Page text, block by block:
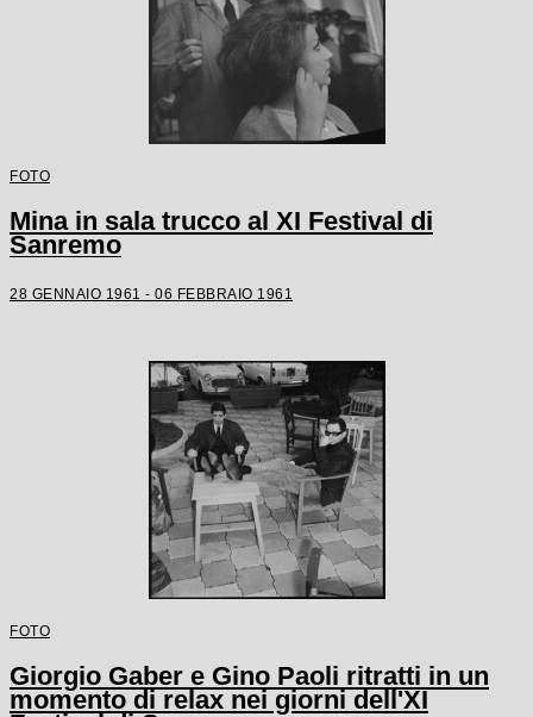
FOTO
Mina in sala trucco al XI Festival di
Sanremo
28 GENNAIO 1961 - 06 FEBBRAIO 1961
FOTO
Giorgio Gaber e Gino Paoli ritratti in un
momento di relax nei giorni dell'XI